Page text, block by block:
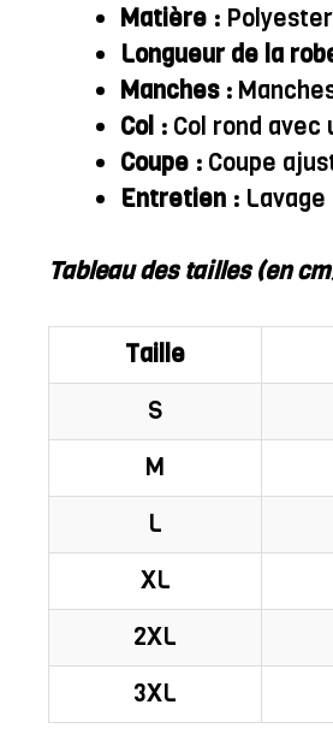
Matière :
Longueur de la
Manches :
Col : Col rond avec
Coupe : Coupe
Entretien :
Tableau des tailles (en
Taille
S
M
L
XL
2XL
3XL